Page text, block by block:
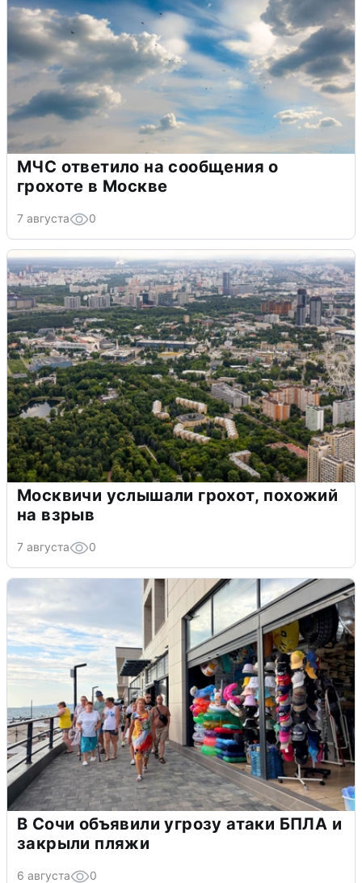
МЧС ответило на сообщения о
грохоте в Москве
7 августа 0
Москвичи услышали грохот, похожий
на взрыв
7 августа 0
В Сочи объявили угрозу атаки БПЛА и
закрыли пляжи
6 августа 0